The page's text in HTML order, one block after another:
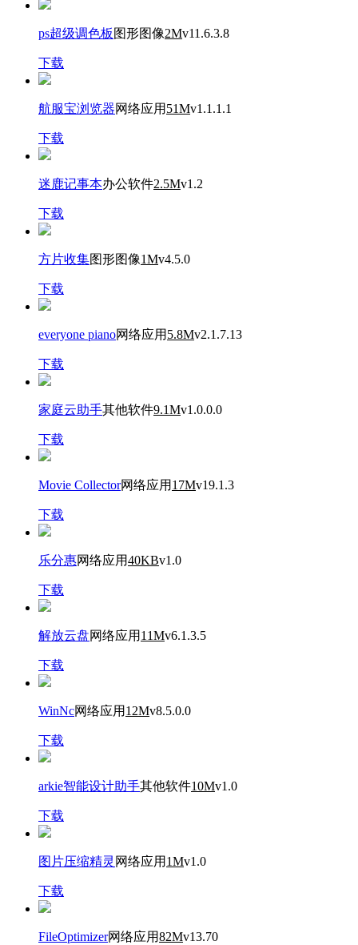
ps超级调色板 图形图像2Mv11.6.3.8
下载
航服宝浏览器网络应用 51Mv1.1.1.1
下载
迷鹿记事本办公软件2.5Mv1.2
下载
方片收集图形图像1Mv4.5.0
下载
everyone piano网络应用 5.8Mv2.1.7.13
下载
家庭云助手其他软件9.1Mv1.0.0.0
下载
Movie Collector网络应用 17Mv19.1.3
下载
乐分惠网络应用40KBv1.0
下载
解放云盘网络应用 11Mv6.1.3.5
下载
WinNc网络应用 12Mv8.5.0.0
下载
arkie智能设计助手其他软件10Mv1.0
下载
图片压缩精灵 网络应用 1Mv1.0
下载
FileOptimizer网络应用82Mv13.70